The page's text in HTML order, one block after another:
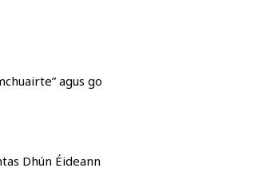
agus go
Dhún Éideann